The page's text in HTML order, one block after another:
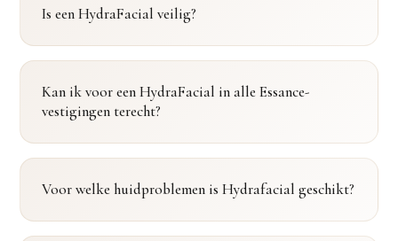
Is een HydraFacial veilig?
Kan ik voor een HydraFacial in alle Essance-
vestigingen terecht?
Voor welke huidproblemen is Hydrafacial geschikt?